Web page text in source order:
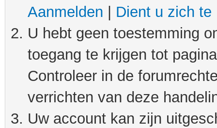
Aanmelden
Dient u zich te
U hebt geen toestemming
toegang te krijgen tot
Controleer in de
verrichten van deze
Uw account kan zijn